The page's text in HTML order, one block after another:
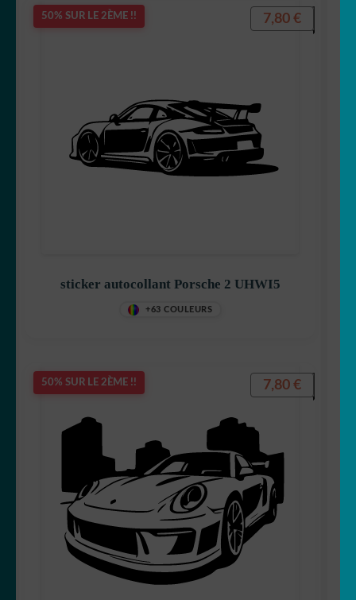
50% SUR LE 2ÈME !!
sticker autocollant Porsche 2 UHWI5
+63 COULEURS
7,80 €
50% SUR LE 2ÈME !! 7,80 €